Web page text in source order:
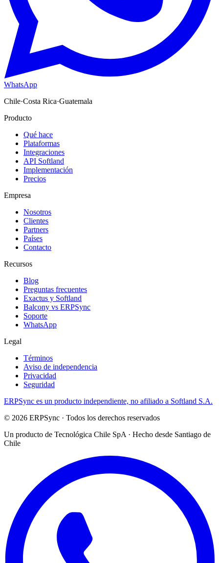
WhatsApp
Chile·Costa Rica·Guatemala
Producto
Qué hace
Plataformas
Integraciones
API Softland
Implementación
Precios
Empresa
Nosotros
Clientes
Partners
Países
Contacto
Recursos
Blog
Preguntas frecuentes
Exactus y Softland
Balcony vs ERPSync
Soporte
WhatsApp
Legal
Términos
Aviso de independencia
Privacidad
Seguridad
ERPSync es un producto independiente, no afiliado a Softland S.A.
© 2026 ERPSync · Todos los derechos reservados
Un producto de Tecnológica Chile SpA · Hecho desde Santiago de
Chile